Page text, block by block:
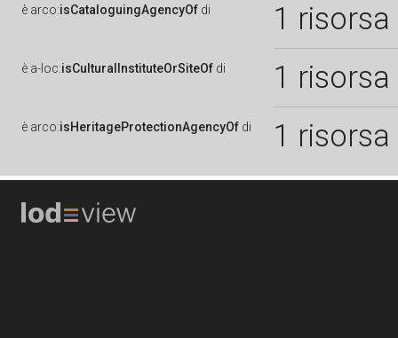
è arco:isCataloguingAgencyOf di 1 risorsa
è a-loc:isCulturalInstituteOrSiteOf di 1 risorsa
è arco:isHeritageProtectionAgencyOf di 1 risorsa